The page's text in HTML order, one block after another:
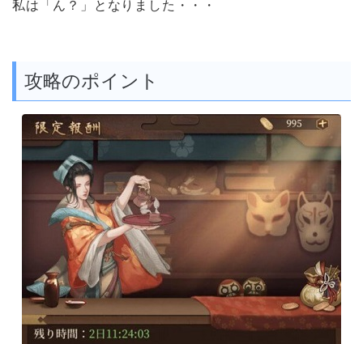
私は「ん？」となりました・・・
攻略のポイント